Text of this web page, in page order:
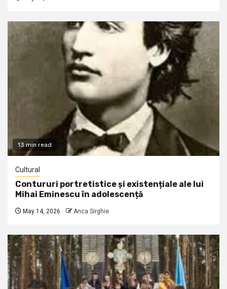
13 min read
Cultural
Contururi portretistice și existențiale ale lui
Mihai Eminescu în adolescență
May 14, 2026 Anca Sirghie